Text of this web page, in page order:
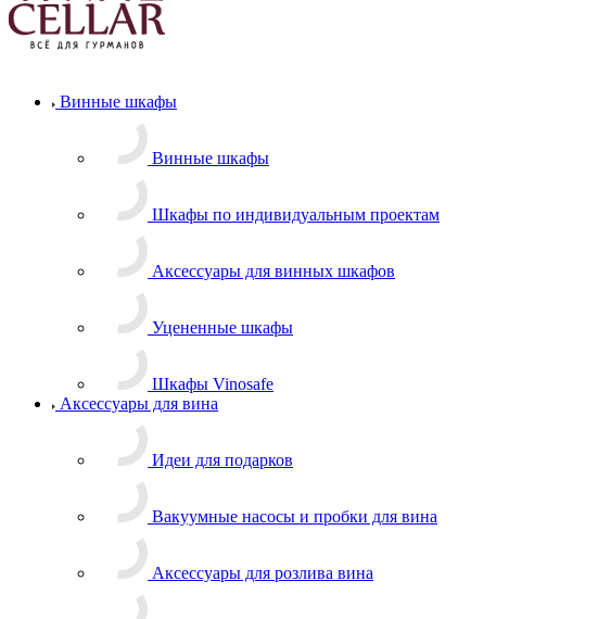
Винные шкафы
Винные шкафы
Шкафы по индивидуальным проектам
Аксессуары для винных шкафов
Уцененные шкафы
Шкафы Vinosafe
Аксессуары для вина
Идеи для подарков
Вакуумные насосы и пробки для вина
Аксессуары для розлива вина